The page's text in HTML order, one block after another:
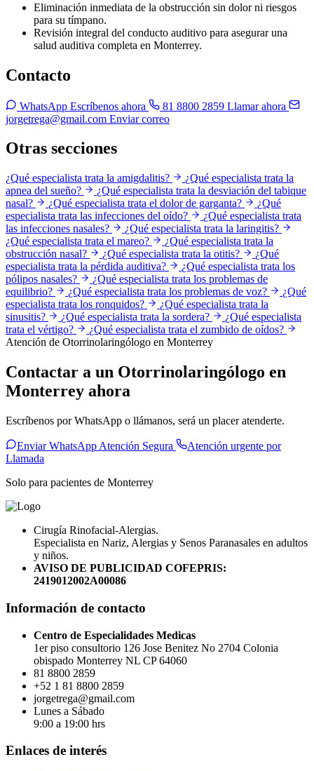
Eliminación inmediata de la obstrucción sin dolor ni riesgos
para su tímpano.
Revisión integral del conducto auditivo para asegurar una
salud auditiva completa en Monterrey.
Contacto
WhatsApp Escríbenos ahora 81 8800 2859 Llamar ahora
jorgetrega@gmail.com Enviar correo
Otras secciones
¿Qué especialista trata la amigdalitis?
¿Qué especialista trata la
apnea del sueño?
¿Qué especialista trata la desviación del tabique
nasal?
¿Qué especialista trata el dolor de garganta?
¿Qué
especialista trata las infecciones del oído?
¿Qué especialista trata
las infecciones nasales?
¿Qué especialista trata la laringitis?
¿Qué especialista trata el mareo?
¿Qué especialista trata la
obstrucción nasal?
¿Qué especialista trata la otitis?
¿Qué
especialista trata la pérdida auditiva?
¿Qué especialista trata los
pólipos nasales?
¿Qué especialista trata los problemas de
equilibrio?
¿Qué especialista trata los problemas de voz?
¿Qué
especialista trata los ronquidos?
¿Qué especialista trata la
sinusitis?
¿Qué especialista trata la sordera?
¿Qué especialista
trata el vértigo?
¿Qué especialista trata el zumbido de oídos?
Atención de Otorrinolaringólogo en Monterrey
Contactar a un Otorrinolaringólogo en
Monterrey ahora
Escríbenos por WhatsApp o llámanos, será un placer atenderte.
Enviar WhatsApp Atención Segura
Atención urgente por
Llamada
Solo para pacientes de Monterrey
Cirugía Rinofacial-Alergias.
Especialista en Nariz, Alergias y Senos Paranasales en adultos
y niños.
AVISO DE PUBLICIDAD COFEPRIS:
2419012002A00086
Información de contacto
Centro de Especialidades Medicas
1er piso consultorio 126 Jose Benitez No 2704 Colonia
obispado Monterrey NL CP 64060
81 8800 2859
+52 1 81 8800 2859
jorgetrega@gmail.com
Lunes a Sábado
9:00 a 19:00 hrs
Enlaces de interés